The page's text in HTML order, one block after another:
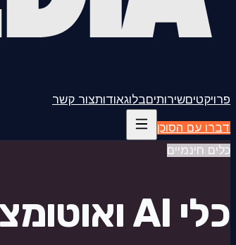
פרויקטיםשירותיםבלוגאודותצור קשר
דברו עם הסוכן
כלים חינמיים
כלי AI ואוטומציה לבדיקת פוטנציאל אמיתי